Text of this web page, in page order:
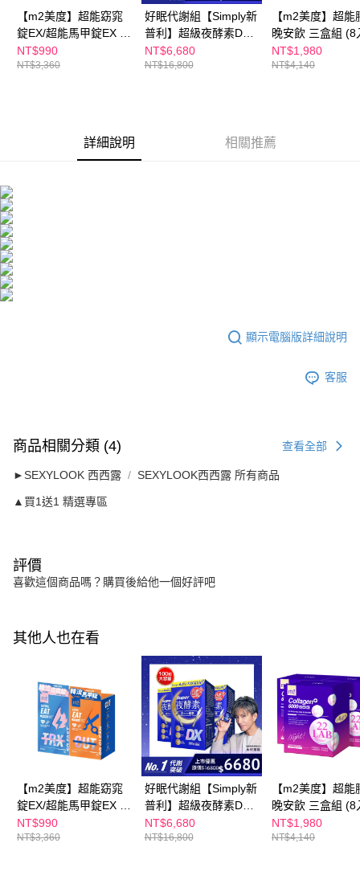
２．關於個人資料處理事宜，請瀏覽以下網址：
https://aftee.tw/terms/#terms3
３．未成年的使用者請事先徵得法定代理人或監護人之同意方可使用
「AFTEE先享後付」，若未經同意申辦者引起之損失，本公司不負相關責
任。
恩沛科技股份有限公司將有權停止該用戶之使用額度並採取法律行動。
每筆NT$100，滿NT$600(含以上)免運費
宅配
每筆NT$100，滿NT$600(含以上)免運費
【m2美度】超能窈窕
錠EX/超能馬甲錠EX 買
1送1組(30錠/任選2盒)
NT$990
NT$3,360
好眠代謝組【Simply新
普利】超級夜酵素DX
100錠/盒x3盒 木村拓
哉 代言(日韓雙GABA
NT$6,680
NT$16,800
【m2美度】超能
晚安飲 三盒組 (8
NT$1,980
NT$4,140
詳細說明 相關推薦
顯示電腦版詳細說明
客服
商品相關分類 (4) 查看全部
►SEXYLOOK 西西露 SEXYLOOK西西露 所有商品
▲買1送1 精選專區
評價
喜歡這個商品嗎？購買後給他一個好評吧
其他人也在看
【m2美度】超能窈窕
錠EX/超能馬甲錠EX 買
1送1組(30錠/任選2盒)
NT$990
NT$3,360
好眠代謝組【Simply新
普利】超級夜酵素DX
100錠/盒x3盒 木村拓
哉 代言(日韓雙GABA
NT$6,680
NT$16,800
【m2美度】超能
晚安飲 三盒組 (8
NT$1,980
NT$4,140